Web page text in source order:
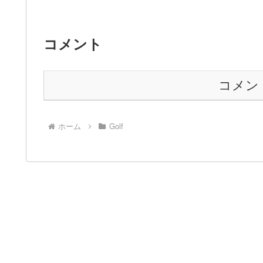
コメント
コメン
ホーム Golf